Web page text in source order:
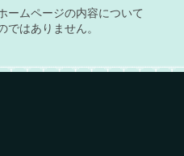
ームページの内容について
ではありません。